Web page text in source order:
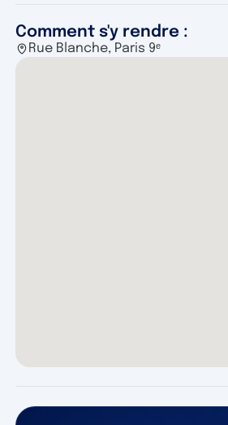
Comment s'y rendre :
Rue Blanche, Paris 9ᵉ